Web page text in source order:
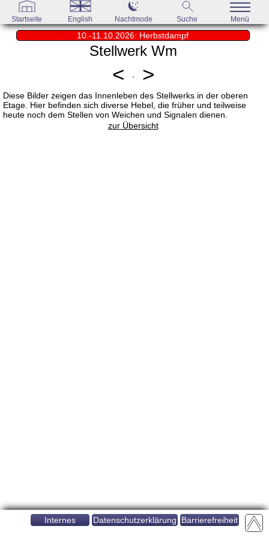
Startseite English Nachtmode Suche Menü
10.-11.10.2026: Herbstdampf
Stellwerk Wm
< >
Diese Bilder zeigen das Innenleben des Stellwerks in der oberen
Etage. Hier befinden sich diverse Hebel, die früher und teilweise
heute noch dem Stellen von Weichen und Signalen dienen.
zur Übersicht
Internes Datenschutzerklärung Barrierefreiheit